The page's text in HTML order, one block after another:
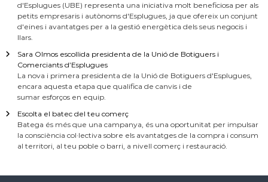
d'Esplugues (UBE) representa una iniciativa molt beneficiosa per als
petits empresaris i autònoms d'Esplugues, ja que ofereix un conjunt
d'eines i avantatges per a la gestió energètica dels seus negocis i
llars.
Sara Olmos escollida presidenta de la Unió de Botiguers i
Comerciants d’Esplugues
La nova i primera presidenta de la Unió de Botiguers d'Esplugues,
encara aquesta etapa que qualifica de canvis i de
sumar esforços en equip.
Escolta el batec del teu comerç
Batega és més que una campanya, és una oportunitat per impulsar
la consciència col·lectiva sobre els avantatges de la compra i consum
al territori, al teu poble o barri, a nivell comerç i restauració.